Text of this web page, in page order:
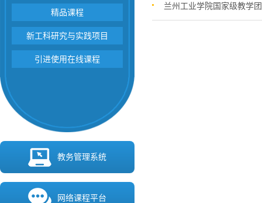
精品课程
新工科研究与实践项目
引进使用在线课程
教务管理系统
网络课程平台
兰州工业学院国家级教学